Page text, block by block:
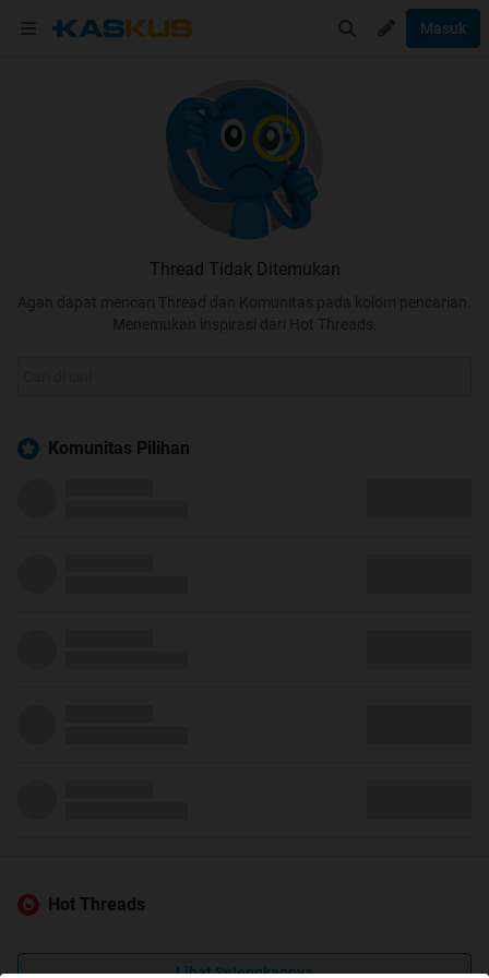
Masuk
Thread Tidak Ditemukan
Agan dapat mencari Thread dan Komunitas pada kolom pencarian.
Menemukan inspirasi dari Hot Threads.
Komunitas Pilihan
Hot Threads
Lihat Selengkapnya